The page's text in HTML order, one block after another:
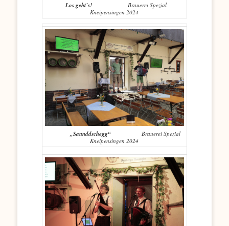
Los geht´s!
Brauerei Spezial
Kneipensingen 2024
„Saunddschegg“Brauerei Spezial
Kneipensingen 2024